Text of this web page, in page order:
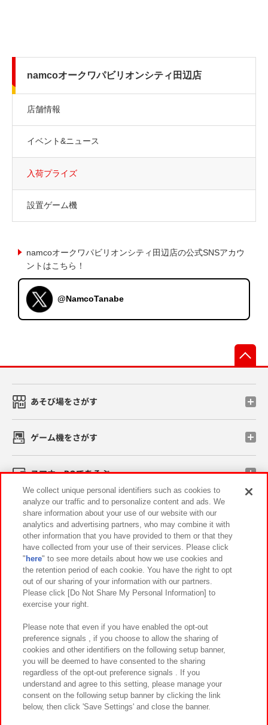
namcoオークワパビリオンシティ田辺店
店舗情報
イベント&ニュース
入荷プライズ
設置ゲーム機
namcoオークワパビリオンシティ田辺店の公式SNSアカウ
ントはこちら！
@NamcoTanabe
あそび場をさがす
ゲーム機をさがす
スマホ・PCであそぶ
イベント・キャンペーン
関連会社 サステナビリティ サイトポリシー
プライバシーポリシー ウェブアクセシビリティ方針と検証結果
お取引先さまとともに
カスタマーハラスメント対応方針 よくあるご質問・お問い合わせ
©Bandai Namco Amusement Inc.
We collect unique personal identifiers such as cookies to
analyze our traffic and to personalize content and ads. We
share information about your use of our website with our
analytics and advertising partners, who may combine it with
other information that you have provided to them or that they
have collected from your use of their services. Please click
" here" to see more details about how we use cookies and
the retention period of each cookie. You have the right to opt
out of our sharing of your information with our partners.
Please click [Do Not Share My Personal Information] to
exercise your right.
Please note that even if you have enabled the opt-out
preference signals , if you choose to allow the sharing of
cookies and other identifiers on the following setup banner,
you will be deemed to have consented to the sharing
regardless of the opt-out preference signals . If you
understand and agree to this setting, please manage your
consent on the following setup banner by clicking the link
below, then click 'Save Settings' and close the banner.